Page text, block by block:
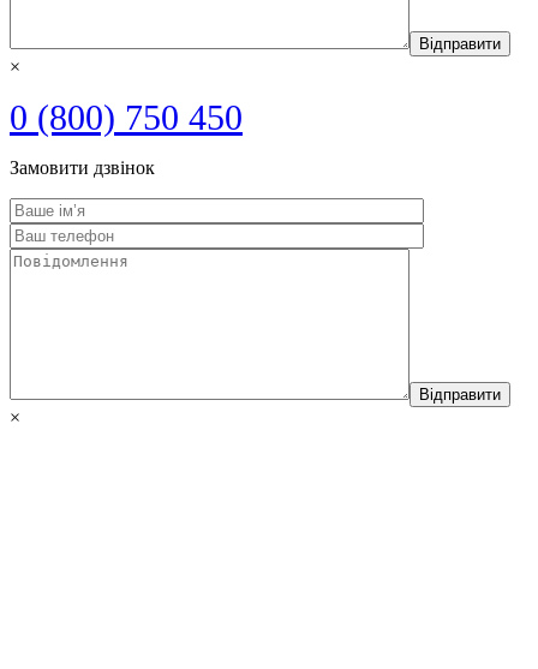
×
0 (800) 750 450
Замовити дзвінок
×